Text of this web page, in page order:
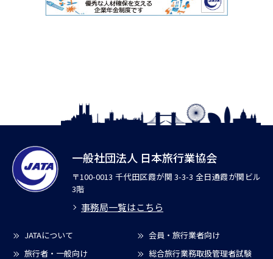
一般社団法人 日本旅行業協会
〒100-0013 千代田区霞が関 3-3-3 全日通霞が関ビル
3階
事務局一覧はこちら
JATAについて
会員・旅行業者向け
旅行者・一般向け
総合旅行業務取扱管理者試験